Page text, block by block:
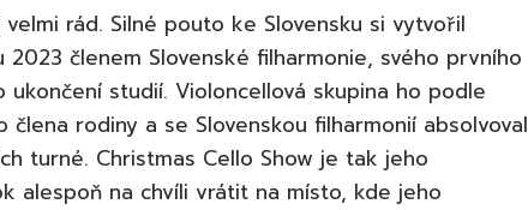
rád. Silné pouto ke Slovensku si vytvořil
členem Slovenské filharmonie, svého prvního
ukončení studií. Violoncellová skupina ho podle
rodiny a se Slovenskou filharmonií absolvoval
turné. Christmas Cello Show je tak jeho
alespoň na chvíli vrátit na místo, kde jeho